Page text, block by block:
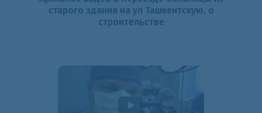
старого здания на ул Ташкентскую, о
строительстве